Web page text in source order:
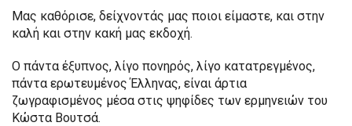
Μας καθόρισε, δείχνοντάς μας ποιοι είμαστε, και στην
καλή και στην κακή μας εκδοχή.
Ο πάντα έξυπνος, λίγο πονηρός, λίγο κατατρεγμένος,
πάντα ερωτευμένος Έλληνας, είναι άρτια
ζωγραφισμένος μέσα στις ψηφίδες των ερμηνειών του
Κώστα Βουτσά.